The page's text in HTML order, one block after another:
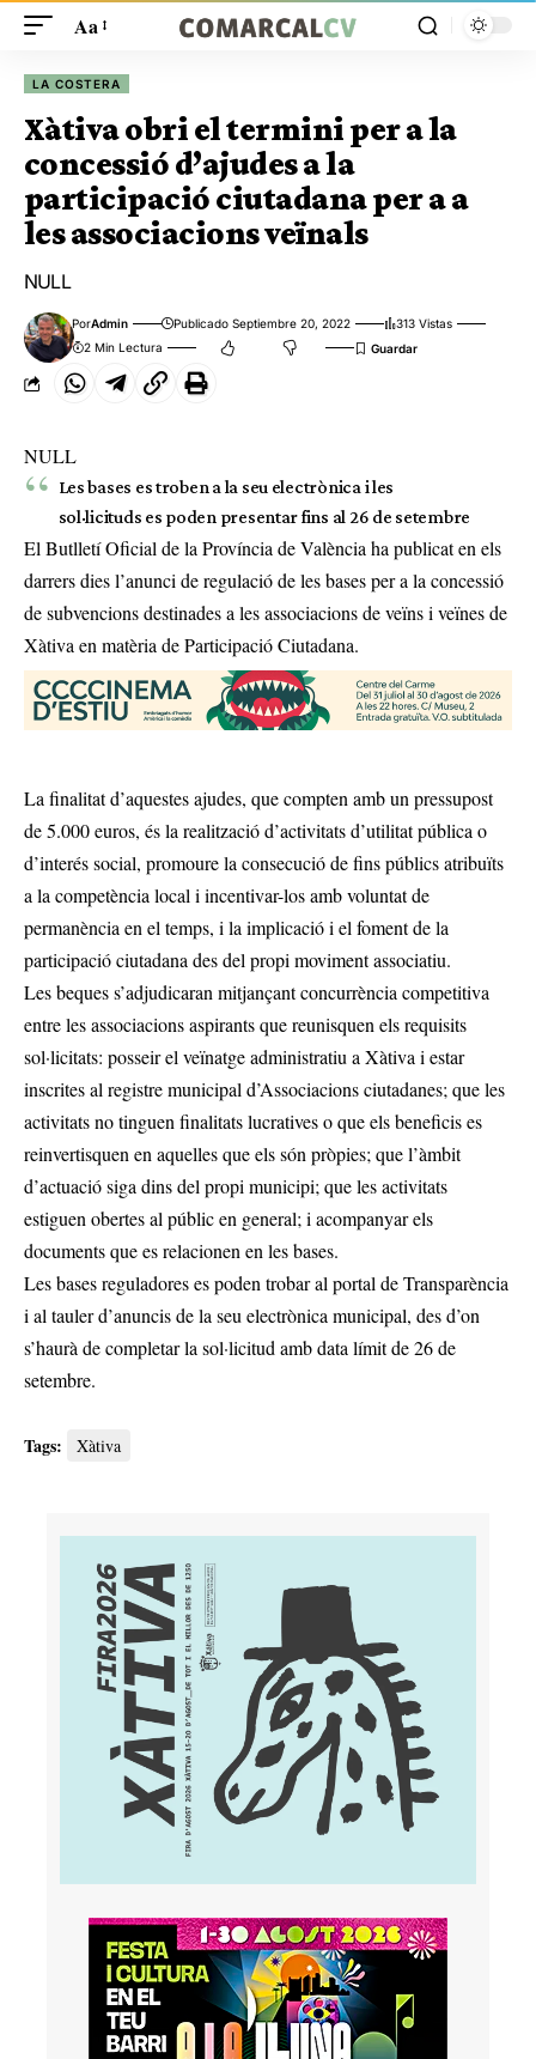
Aa
LA COSTERA
Xàtiva obri el termini per a la
concessió d’ajudes a la
participació ciutadana per a a
les associacions veïnals
NULL
PorAdmin Publicado Septiembre 20, 2022
313 Vistas
2 Min Lectura
NULL
Les bases es troben a la seu electrònica i les
sol·licituds es poden presentar fins al 26 de setembre
El Butlletí Oficial de la Província de València ha publicat en els
darrers dies l’anunci de regulació de les bases per a la concessió
de subvencions destinades a les associacions de veïns i veïnes de
Xàtiva en matèria de Participació Ciutadana.
La finalitat d’aquestes ajudes, que compten amb un pressupost
de 5.000 euros, és la realització d’activitats d’utilitat pública o
d’interés social, promoure la consecució de fins públics atribuïts
a la competència local i incentivar-los amb voluntat de
permanència en el temps, i la implicació i el foment de la
participació ciutadana des del propi moviment associatiu.
Les beques s’adjudicaran mitjançant concurrència competitiva
entre les associacions aspirants que reunisquen els requisits
sol·licitats: posseir el veïnatge administratiu a Xàtiva i estar
inscrites al registre municipal d’Associacions ciutadanes; que les
activitats no tinguen finalitats lucratives o que els beneficis es
reinvertisquen en aquelles que els són pròpies; que l’àmbit
d’actuació siga dins del propi municipi; que les activitats
estiguen obertes al públic en general; i acompanyar els
documents que es relacionen en les bases.
Les bases reguladores es poden trobar al portal de Transparència
i al tauler d’anuncis de la seu electrònica municipal, des d’on
s’haurà de completar la sol·licitud amb data límit de 26 de
setembre.
Tags: Xàtiva